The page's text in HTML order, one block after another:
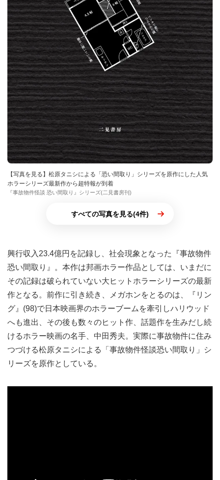
【写真を見る】松原タニシによる「恐い間取り」シリーズを原作にした人気
ホラーシリーズ最新作から超特報が到着
『事故物件怪談 恐い間取り』シリーズ(二見書房刊)
すべての写真を見る(4件)
興行収入23.4億円を記録し、社会現象となった『事故物件
恐い間取り』。本作は邦画ホラー作品としては、いまだに
その記録は破られていない大ヒットホラーシリーズの最新
作となる。前作に引き続き、メガホンをとるのは、『リン
グ』(98)で日本映画界のホラーブームを牽引しハリウッド
へも進出、その後も数々のヒット作、話題作を生みだし続
けるホラー映画の名手、中田秀夫。実際に事故物件に住み
つづける松原タニシによる「事故物件怪談恐い間取り」シ
リーズを原作としている。